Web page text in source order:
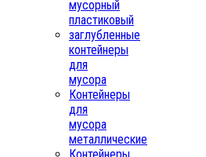
мусорный
пластиковый
заглубленные
контейнеры
для
мусора
Контейнеры
для
мусора
металлические
Контейнеры